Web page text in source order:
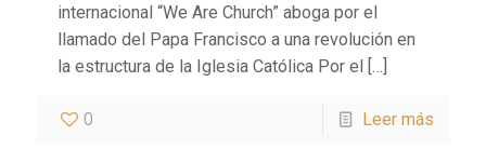
internacional “We Are Church” aboga por el
llamado del Papa Francisco a una revolución en
la estructura de la Iglesia Católica Por el […]
0 Leer más